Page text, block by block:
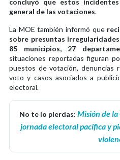
concluyó que estos
general de las votaciones.
La MOE también informó que
sobre presuntas
85 municipios, 27
situaciones reportadas figuran
puestos de votación, denuncias
voto y casos asociados a
electoral.
No te lo pierdas: Misión de la
jornada electoral pacífica y